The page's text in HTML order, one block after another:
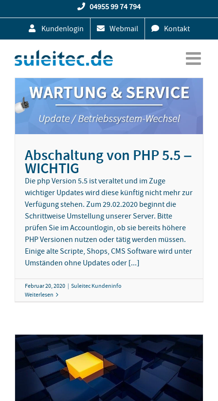
Inhalt
04955 99 74 794
Kundenlogin Webmail Kontakt
Abschaltung von PHP 5.5 –
WICHTIG
Die php Version 5.5 ist veraltet und im Zuge
wichtiger Updates wird diese künftig nicht mehr zur
Verfügung stehen. Zum 29.02.2020 beginnt die
Schrittweise Umstellung unserer Server. Bitte
prüfen Sie im Accountlogin, ob sie bereits höhere
PHP Versionen nutzen oder tätig werden müssen.
Einige alte Scripte, Shops, CMS Software wird unter
Umständen ohne Updates oder [...]
Februar 20, 2020 | Suleitec Kundeninfo
Weiterlesen